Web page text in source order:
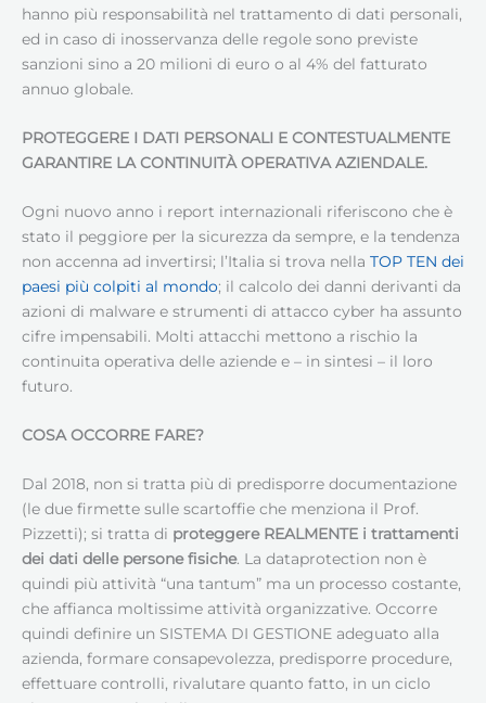
hanno più responsabilità nel trattamento di dati personali,
ed in caso di inosservanza delle regole sono previste
sanzioni sino a 20 milioni di euro o al 4% del fatturato
annuo globale.
PROTEGGERE I DATI PERSONALI E CONTESTUALMENTE
GARANTIRE LA CONTINUITÀ OPERATIVA AZIENDALE.
Ogni nuovo anno i report internazionali riferiscono che è
stato il peggiore per la sicurezza da sempre, e la tendenza
non accenna ad invertirsi; l’Italia si trova nella TOP TEN dei
paesi più colpiti al mondo; il calcolo dei danni derivanti da
azioni di malware e strumenti di attacco cyber ha assunto
cifre impensabili. Molti attacchi mettono a rischio la
continuita operativa delle aziende e – in sintesi – il loro
futuro.
COSA OCCORRE FARE?
Dal 2018, non si tratta più di predisporre documentazione
(le due firmette sulle scartoffie che menziona il Prof.
Pizzetti); si tratta di proteggere REALMENTE i trattamenti
dei dati delle persone fisiche. La dataprotection non è
quindi più attività “una tantum” ma un processo costante,
che affianca moltissime attività organizzative. Occorre
quindi definire un SISTEMA DI GESTIONE adeguato alla
azienda, formare consapevolezza, predisporre procedure,
effettuare controlli, rivalutare quanto fatto, in un ciclo